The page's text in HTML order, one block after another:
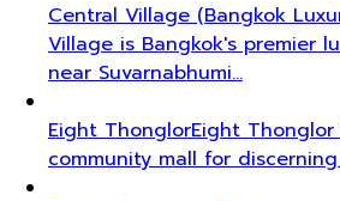
Central Village (Bangkok
Village is Bangkok's premier
near Suvarnabhumi…
Eight ThonglorEight Thonglor
community mall for